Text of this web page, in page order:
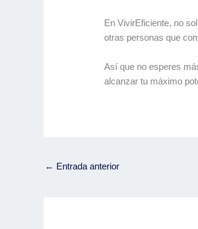
En VivirEficiente, no
otras personas que
Así que no esperes
alcanzar tu máximo
← Entrada anterior